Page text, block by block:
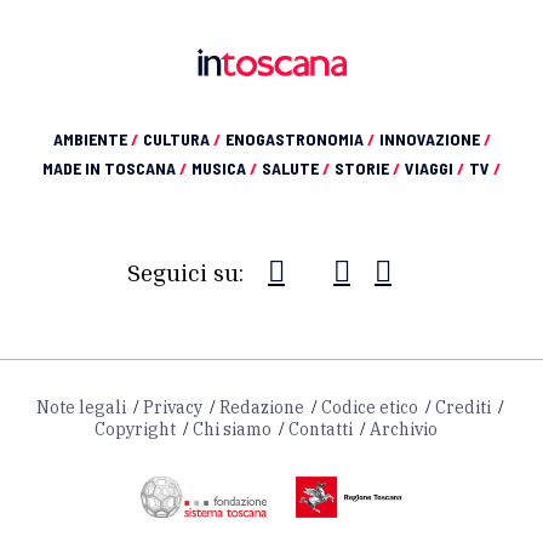
AMBIENTE/ CULTURA/ ENOGASTRONOMIA/ INNOVAZIONE/
MADE IN TOSCANA/ MUSICA/ SALUTE/ STORIE/ VIAGGI / TV /
Seguici su:
Note legali Privacy Redazione Codice etico
Crediti
Copyright
Chi siamo Contatti Archivio